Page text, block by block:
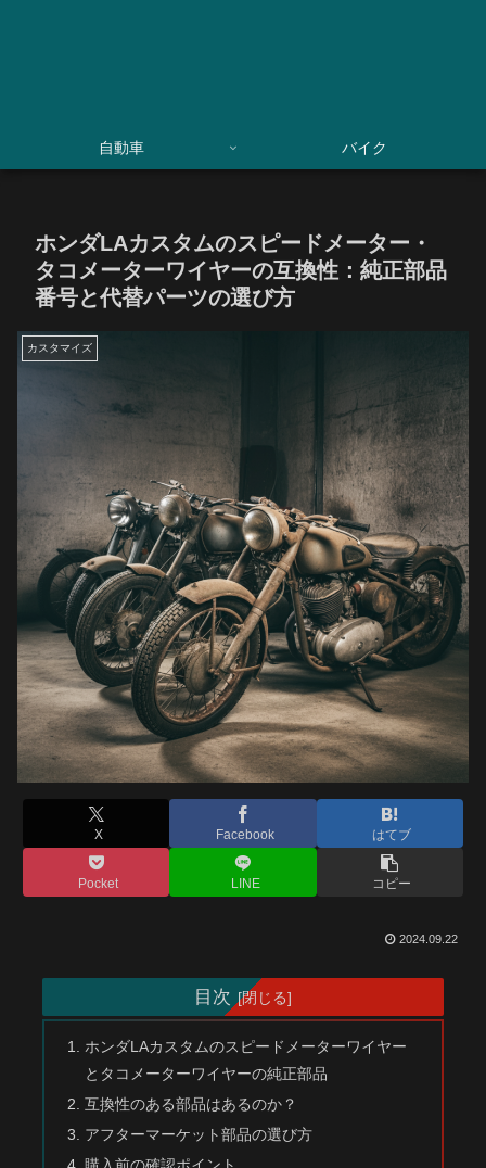
自動車 バイク
ホンダLAカスタムのスピードメーター・
タコメーターワイヤーの互換性：純正部品
番号と代替パーツの選び方
カスタマイズ
X Facebook はてブ
Pocket LINE コピー
2024.09.22
目次
ホンダLAカスタムのスピードメーターワイヤー
とタコメーターワイヤーの純正部品
互換性のある部品はあるのか？
アフターマーケット部品の選び方